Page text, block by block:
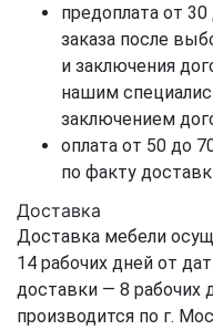
предоплата от
заказа после
и заключения
нашим
заключением
оплата от 50 до
по факту
Доставка
Доставка мебели
14 рабочих дней от
доставки — 8 рабочих
производится по г.